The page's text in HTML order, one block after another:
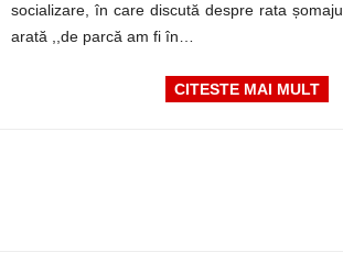
socializare, în care discută despre rata
arată ,,de parcă am fi în…
CITESTE MAI MULT